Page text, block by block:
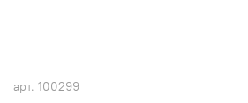
арт. 100299